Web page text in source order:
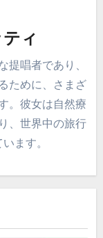
ィ
提唱者であり、
ために、さまざ
。彼女は自然療
、世界中の旅行
ます。